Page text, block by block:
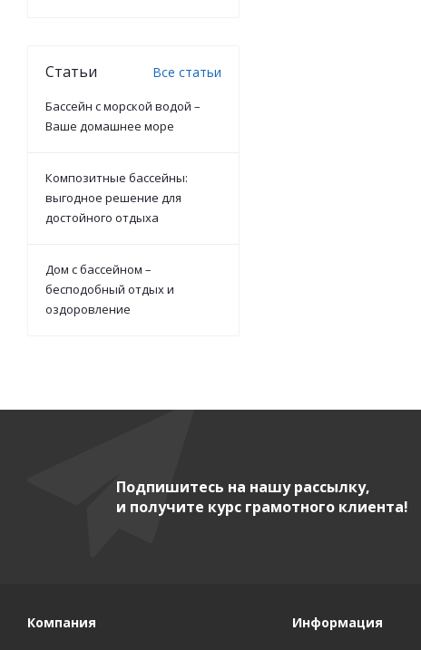
Статьи Все статьи
Бассейн с морской водой –
Ваше домашнее море
Композитные бассейны:
выгодное решение для
достойного отдыха
Дом с бассейном –
бесподобный отдых и
оздоровление
Подпишитесь на нашу рассылку,
и получите курс грамотного клиента!
Компания Информация